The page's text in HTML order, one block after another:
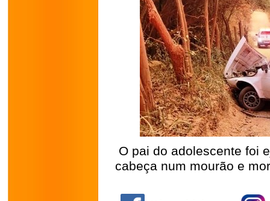
O pai do adolescente foi
cabeça num mourão e